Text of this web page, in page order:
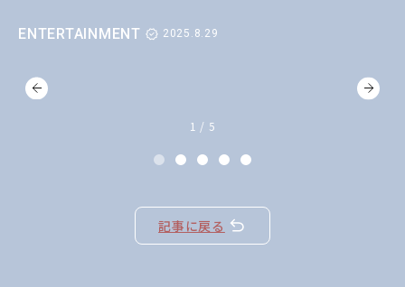
ENTERTAINMENT 2025.8.29
1 / 5
記事に戻る